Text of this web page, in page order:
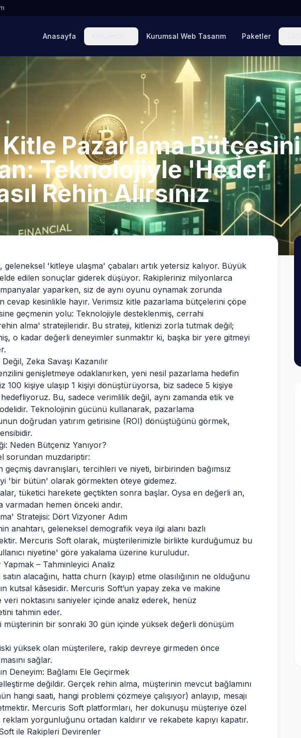
Anasayfa Kurumsal Web Tasarım Paketler
Pazarlama Bütçesini
Teknolojiyle 'Hedef
Rehin Alırsınız
geleneksel 'kitleye ulaşma' çabaları artık yetersiz kalıyor. Büyük
edilen sonuçlar giderek düşüyor. Rakipleriniz milyonlarca
yaparken, siz de aynı oyunu oynamak zorunda
cevap kesinlikle hayır. Verimsiz kitle pazarlama bütçelerini çöpe
geçmenin yolu: Teknolojiyle desteklenmiş, cerrahi
alma' stratejileridir. Bu strateji, kitlenizi zorla tutmak değil;
o kadar değerli deneyimler sunmaktır ki, başka bir yere gitmeyi
Zeka Savaşı Kazanılır
genişletmeye odaklanırken, yeni nesil pazarlama hedefin
100 kişiye ulaşıp 1 kişiyi dönüştürüyorsa, biz sadece 5 kişiye
Bu, sadece verimlilik değil, aynı zamanda etik ve
Teknolojinin gücünü kullanarak, pazarlama
doğrudan yatırım getirisine (ROI) dönüştüğünü görmek,
Neden Bütçeniz Yanıyor?
sorundan muzdariptir:
geçmiş davranışları, tercihleri ve niyeti, birbirinden bağımsız
'bir bütün' olarak görmekten öteye gidemez.
tüketici harekete geçtikten sonra başlar. Oysa en değerli an,
varmadan hemen önceki andır.
Stratejisi: Dört Vizyoner Adım
anahtarı, geleneksel demografik veya ilgi alanı bazlı
Mercuris Soft olarak, müşterilerimizle birlikte kurduğumuz bu
niyetine' göre yakalama üzerine kuruludur.
– Tahminleyici Analiz
alacağını, hatta churn (kayıp) etme olasılığının ne olduğunu
kutsal kâsesidir. Mercuris Soft’un yapay zeka ve makine
noktasını saniyeler içinde analiz ederek, henüz
tahmin eder.
müşterinin bir sonraki 30 gün içinde yüksek değerli dönüşüm
yüksek olan müşterilere, rakip devreye girmeden önce
sağlar.
Deneyim: Bağlamı Ele Geçirmek
değildir. Gerçek rehin alma, müşterinin mevcut bağlamını
hangi saati, hangi problemi çözmeye çalışıyor) anlayıp, mesajı
Mercuris Soft platformları, her dokunuşu müşteriye özel
yorgunluğunu ortadan kaldırır ve rekabete kapıyı kapatır.
ile Rakipleri Devirenler